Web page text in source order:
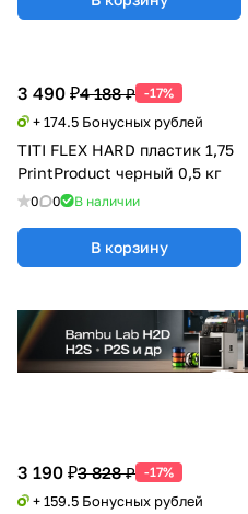
3 490 ₽4 188 ₽ -17%
+ 174.5 Бонусных рублей
TITI FLEX HARD пластик 1,75
PrintProduct черный 0,5 кг
0 0 В наличии
В корзину
3 190 ₽3 828 ₽ -17%
+ 159.5 Бонусных рублей